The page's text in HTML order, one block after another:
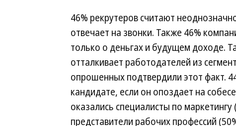
46% рекрутеров считают
отвечает на звонки. Также 46%
только о деньгах и будущем доходе.
отталкивает работодателей из
опрошенных подтвердили этот факт.
кандидате, если он опоздает на
оказались специалисты по
представители рабочих профессий